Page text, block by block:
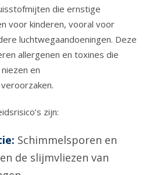
die ernstige
voor kinderen, vooral voor
luchtwegaandoeningen. Deze
allergenen en toxines die
en
zijn:
Schimmelsporen en
de slijmvliezen van